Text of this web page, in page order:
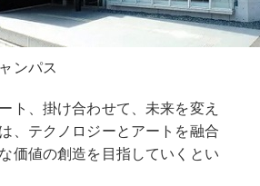
ンパス
ト、掛け合わせて、未来を変え
、テクノロジーとアートを融合
価値の創造を目指していくとい